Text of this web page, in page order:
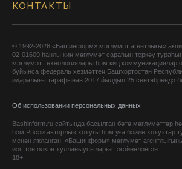
КОНТАКТЫ
© 1992-2026 «Башинформ» мәғлүмәт агентлығы»
02-01609 һанлы киң мәғлүмәт сараһын теркәү
мәғлүмәт технологиялары һәм киң коммуникациялар
буйынса федераль хеҙмәттең Башҡортостан
идаралығы тарафынан 2017 йылдың 25 сентябрендә
Об использовании персональных данных
Bashinform.ru сайтында баҫылған бөтә мәғлүмәттәр
һәм Рәсәй авторлыҡ хоҡуғы һәм уға бәйле хоҡуҡтар
менән яҡланған. «Башинформ» мәғлүмәт
йәштән өлкән ҡулланыусыларға тәғәйенләнгән.
18+